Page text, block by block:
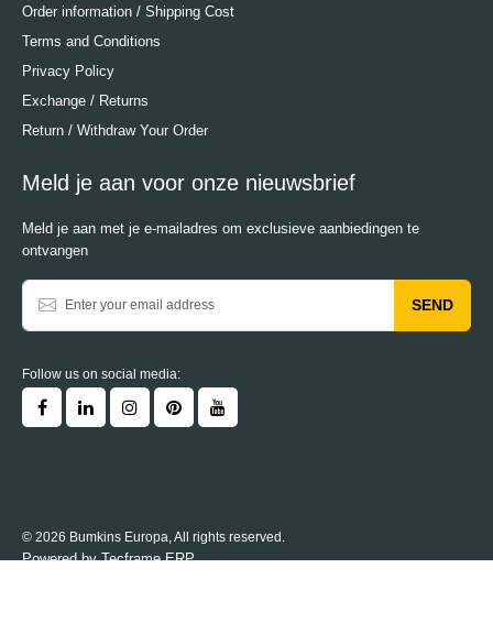
Order information / Shipping Cost
Terms and Conditions
Privacy Policy
Exchange / Returns
Return / Withdraw Your Order
Meld je aan voor onze nieuwsbrief
Meld je aan met je e-mailadres om exclusieve aanbiedingen te
ontvangen
SEND
Follow us on social media:
© 2026 Bumkins Europa, All rights reserved.
Powered byTecframe ERP